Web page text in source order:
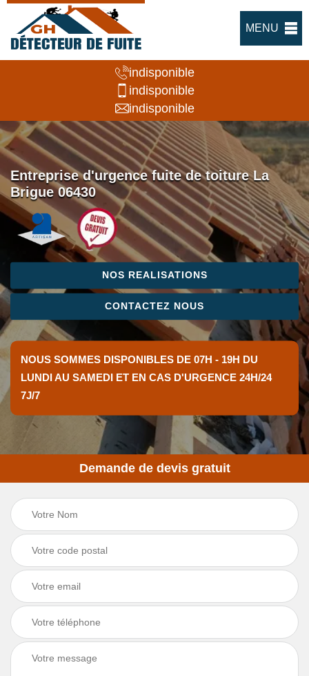
MENU
indisponible
indisponible
indisponible
Entreprise d'urgence fuite de toiture La
Brigue 06430
NOS REALISATIONS
CONTACTEZ NOUS
NOUS SOMMES DISPONIBLES DE 07H - 19H DU
LUNDI AU SAMEDI ET EN CAS D'URGENCE 24H/24
7J/7
Demande de devis gratuit